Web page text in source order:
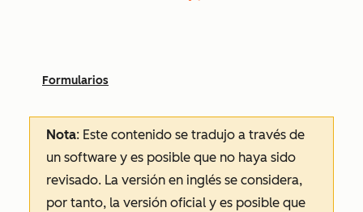
Formularios
Nota: Este contenido se tradujo a través de
un software y es posible que no haya sido
revisado. La versión en inglés se considera,
por tanto, la versión oficial y es posible que